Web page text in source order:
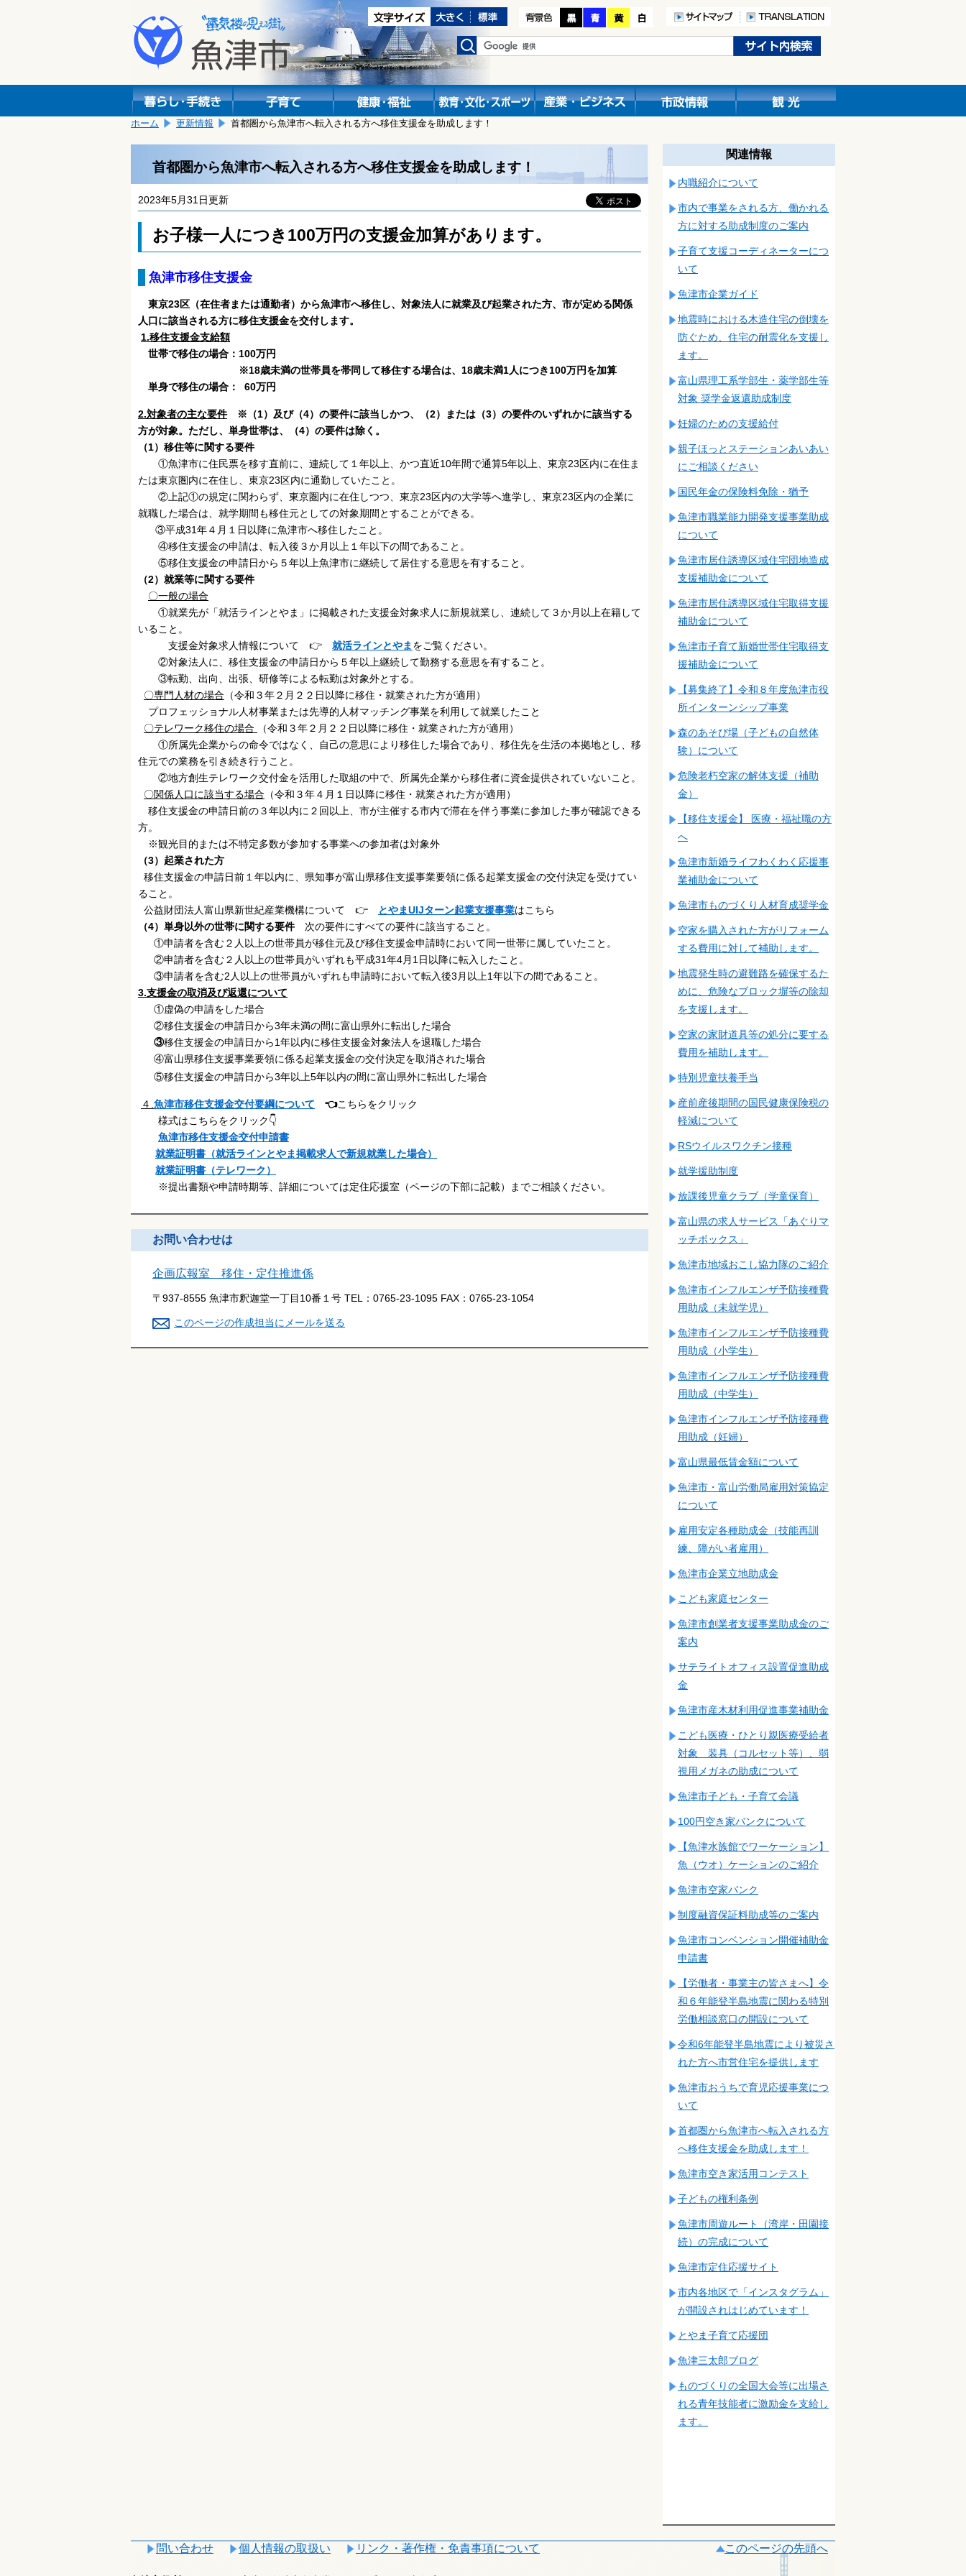
し
ホーム 更新情報 首都圏から魚津市へ転入される方へ移住支援金を助成します！
首都圏から魚津市へ転入される方へ移住支援金を助成します！
2023年5月31日更新
お子様一人につき100万円の支援金加算があります。
魚津市移住支援金
東京23区（在住者または通勤者）から魚津市へ移住し、対象法人に就業及び起業された方、市が定める関係
人口に該当される方に移住支援金を交付します。
1.移住支援金支給額
世帯で移住の場合：100万円
※18歳未満の世帯員を帯同して移住する場合は、18歳未満1人につき100万円を加算
単身で移住の場合： 60万円
2.対象者の主な要件
※（1）及び（4）の要件に該当しかつ、（2）または（3）の要件のいずれかに該当する
方が対象。ただし、単身世帯は、（4）の要件は除く。
（1）移住等に関する要件
①魚津市に住民票を移す直前に、連続して１年以上、かつ直近10年間で通算5年以上、東京23区内に在住ま
たは東京圏内に在住し、東京23区内に通勤していたこと。
②上記①の規定に関わらず、東京圏内に在住しつつ、東京23区内の大学等へ進学し、東京23区内の企業に
就職した場合は、就学期間も移住元としての対象期間とすることができる。
③平成31年４月１日以降に魚津市へ移住したこと。
④移住支援金の申請は、転入後３か月以上１年以下の間であること。
⑤移住支援金の申請日から５年以上魚津市に継続して居住する意思を有すること。
（2）就業等に関する要件
〇一般の場合
①就業先が「就活ラインとやま」に掲載された支援金対象求人に新規就業し、連続して３か月以上在籍して
いること。
支援金対象求人情報について 👉 就活ラインとやまをご覧ください。
②対象法人に、移住支援金の申請日から５年以上継続して勤務する意思を有すること。
③転勤、出向、出張、研修等による転勤は対象外とする。
〇専門人材の場合 （令和３年２月２２日以降に移住・就業された方が適用）
プロフェッショナル人材事業または先導的人材マッチング事業を利用して就業したこと
〇テレワーク移住の場合
（令和３年２月２２日以降に移住・就業された方が適用）
①所属先企業からの命令ではなく、自己の意思により移住した場合であり、移住先を生活の本拠地とし、移
住元での業務を引き続き行うこと。
②地方創生テレワーク交付金を活用した取組の中で、所属先企業から移住者に資金提供されていないこと。
〇関係人口に該当する場合 （令和３年４月１日以降に移住・就業された方が適用）
移住支援金の申請日前の３年以内に２回以上、市が主催する市内で滞在を伴う事業に参加した事が確認できる
方。
※観光目的または不特定多数が参加する事業への参加者は対象外
（3）起業された方
移住支援金の申請日前１年以内に、県知事が富山県移住支援事業要領に係る起業支援金の交付決定を受けてい
ること。
公益財団法人富山県新世紀産業機構について 👉
とやまUIJターン起業支援事業はこちら
（4）単身以外の世帯に関する要件 次の要件にすべての要件に該当すること。
①申請者を含む２人以上の世帯員が移住元及び移住支援金申請時において同一世帯に属していたこと。
②申請者を含む２人以上の世帯員がいずれも平成31年4月1日以降に転入したこと。
③申請者を含む2人以上の世帯員がいずれも申請時において転入後3月以上1年以下の間であること。
3.支援金の取消及び返還について
①虚偽の申請をした場合
②移住支援金の申請日から3年未満の間に富山県外に転出した場合
③移住支援金の申請日から1年以内に移住支援金対象法人を退職した場合
④富山県移住支援事業要領に係る起業支援金の交付決定を取消された場合
⑤移住支援金の申請日から3年以上5年以内の間に富山県外に転出した場合
４.魚津市移住支援金交付要綱について 👈こちらをクリック
様式はこちらをクリック👇
魚津市移住支援金交付申請書
就業証明書（就活ラインとやま掲載求人で新規就業した場合）
就業証明書（テレワーク）
※提出書類や申請時期等、詳細については定住応援室（ページの下部に記載）までご相談ください。
お問い合わせは
企画広報室 移住・定住推進係
〒937-8555 魚津市釈迦堂一丁目10番１号 TEL： 0765-23-1095 FAX： 0765-23-1054
このページの作成担当にメールを送る
関連情報
内職紹介について
市内で事業をされる方、働かれる
方に対する助成制度のご案内
子育て支援コーディネーターにつ
いて
魚津市企業ガイド
地震時における木造住宅の倒壊を
防ぐため、住宅の耐震化を支援し
ます。
富山県理工系学部生・薬学部生等
対象 奨学金返還助成制度
妊婦のための支援給付
親子ほっとステーションあいあい
にご相談ください
国民年金の保険料免除・猶予
魚津市職業能力開発支援事業助成
について
魚津市居住誘導区域住宅団地造成
支援補助金について
魚津市居住誘導区域住宅取得支援
補助金について
魚津市子育て新婚世帯住宅取得支
援補助金について
【募集終了】令和８年度魚津市役
所インターンシップ事業
森のあそび場（子どもの自然体
験）について
危険老朽空家の解体支援（補助
金）
【移住支援金】 医療・福祉職の方
へ
魚津市新婚ライフわくわく応援事
業補助金について
魚津市ものづくり人材育成奨学金
空家を購入された方がリフォーム
する費用に対して補助します。
地震発生時の避難路を確保するた
めに、危険なブロック塀等の除却
を支援します。
空家の家財道具等の処分に要する
費用を補助します。
特別児童扶養手当
産前産後期間の国民健康保険税の
軽減について
RSウイルスワクチン接種
就学援助制度
放課後児童クラブ（学童保育）
富山県の求人サービス「あぐりマ
ッチボックス」
魚津市地域おこし協力隊のご紹介
魚津市インフルエンザ予防接種費
用助成（未就学児）
魚津市インフルエンザ予防接種費
用助成（小学生）
魚津市インフルエンザ予防接種費
用助成（中学生）
魚津市インフルエンザ予防接種費
用助成（妊婦）
富山県最低賃金額について
魚津市・富山労働局雇用対策協定
について
雇用安定各種助成金（技能再訓
練、障がい者雇用）
魚津市企業立地助成金
こども家庭センター
魚津市創業者支援事業助成金のご
案内
サテライトオフィス設置促進助成
金
魚津市産木材利用促進事業補助金
こども医療・ひとり親医療受給者
対象 装具（コルセット等）、弱
視用メガネの助成について
魚津市子ども・子育て会議
100円空き家バンクについて
【魚津水族館でワーケーション】
魚（ウオ）ケーションのご紹介
魚津市空家バンク
制度融資保証料助成等のご案内
魚津市コンベンション開催補助金
申請書
【労働者・事業主の皆さまへ】令
和６年能登半島地震に関わる特別
労働相談窓口の開設について
令和6年能登半島地震により被災さ
れた方へ市営住宅を提供します
魚津市おうちで育児応援事業につ
いて
首都圏から魚津市へ転入される方
へ移住支援金を助成します！
魚津市空き家活用コンテスト
子どもの権利条例
魚津市周遊ルート（湾岸・田園接
続）の完成について
魚津市定住応援サイト
市内各地区で「インスタグラム」
が開設されはじめています！
とやま子育て応援団
魚津三太郎ブログ
ものづくりの全国大会等に出場さ
れる青年技能者に激励金を支給し
ます。
問い合わせ 個人情報の取扱い リンク・著作権・免責事項について このページの先頭へ